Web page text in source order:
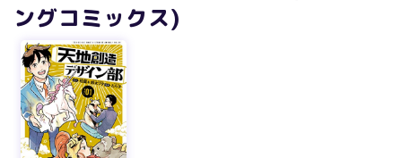
ングコミックス)